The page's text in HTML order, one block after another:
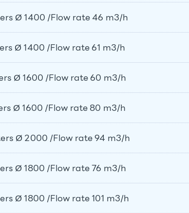
Ø 1400 /Flow rate 46 m3/h
Ø 1400 /Flow rate 61 m3/h
Ø 1600 /Flow rate 60 m3/h
Ø 1600 /Flow rate 80 m3/h
Ø 2000 /Flow rate 94 m3/h
Ø 1800 /Flow rate 76 m3/h
Ø 1800 /Flow rate 101 m3/h